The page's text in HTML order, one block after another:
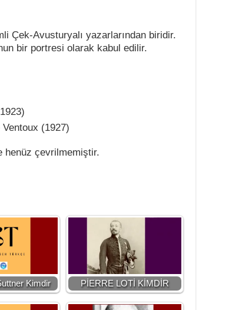
Çek-Avusturyalı yazarlarından biridir.
bir portresi olarak kabul edilir.
(1927)
henüz çevrilmemiştir.
Kimdir PİERRE LOTİ KİMDİR